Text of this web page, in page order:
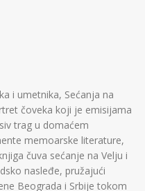
i umetnika, Sećanja na
čoveka koji je emisijama
trag u domaćem
memoarske literature,
čuva sećanje na Velju i
nasleđe, pružajući
Beograda i Srbije tokom